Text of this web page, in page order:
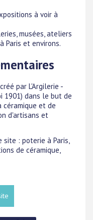
à voir à
musées, ateliers
Paris et environs.
par L'Argilerie -
1901) dans le but de
et de
d'artisans et
site : poterie à Paris,
de céramique,